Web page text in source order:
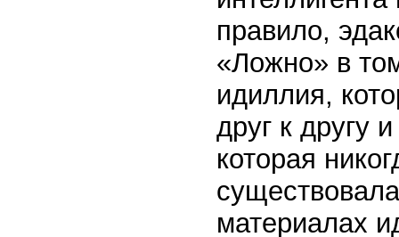
правило,
«Ложно» в
идиллия,
друг к другу
которая
материалах